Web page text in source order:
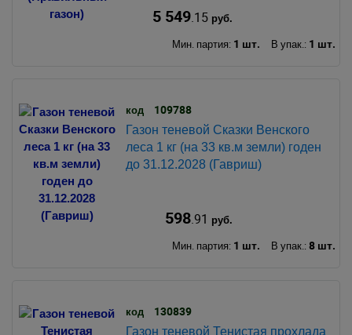
5 549.15руб.
Мин. партия: 1 шт. В упак.: 1 шт.
код 109788
Газон теневой Сказки Венского
леса 1 кг (на 33 кв.м земли) годен
до 31.12.2028 (Гавриш)
598.91 руб.
Мин. партия: 1 шт. В упак.: 8 шт.
код 130839
Газон теневой Тенистая прохлада